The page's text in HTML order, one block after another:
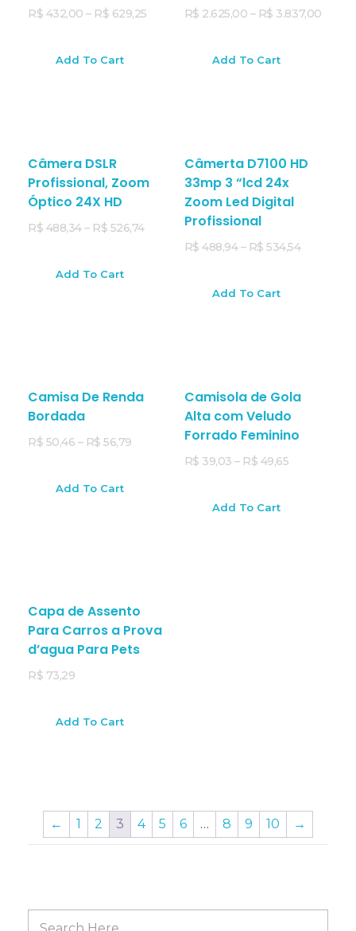
R$ 432,00 – R$ 629,25
Add To Cart
R$ 2.625,00 – R$ 3.837,00
Add To Cart
Câmera DSLR
Profissional, Zoom
Óptico 24X HD
R$ 488,34– R$ 526,74
Add To Cart
Câmerta D7100 HD
33mp 3 “lcd 24x
Zoom Led Digital
Profissional
R$ 488,94– R$ 534,54
Add To Cart
Camisa De Renda
Bordada
R$ 50,46 – R$ 56,79
Add To Cart
Camisola de Gola
Alta com Veludo
Forrado Feminino
R$ 39,03 – R$ 49,65
Add To Cart
Capa de Assento
Para Carros a Prova
d’agua Para Pets
R$ 73,29
Add To Cart
← 1 2 3 4 5 6 … 8 9 10 →